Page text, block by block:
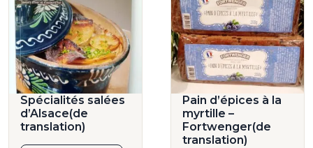
Spécialités salées
d’Alsace(de
translation)
Pain d’épices à la
myrtille –
Fortwenger(de
translation)